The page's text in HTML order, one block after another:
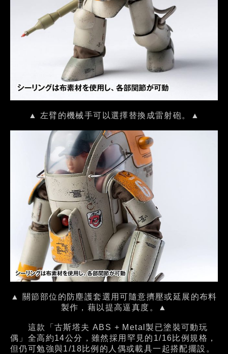
▲ 左臂的機械手可以選擇替換成雷射砲。▲
▲ 關節部位的防塵護套選用可隨意擠壓或延展的布料
製作，藉以提高逼真度。▲
這款「古斯塔夫 ABS + Metal製已塗裝可動玩
偶」全高約14公分，雖然採用罕見的1/16比例規格，
但仍可勉強與1/18比例的人偶或載具一起搭配擺設。